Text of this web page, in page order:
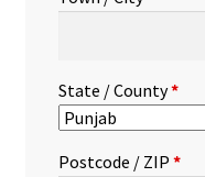
etc.(optional)
State / County*
Postcode / ZIP *